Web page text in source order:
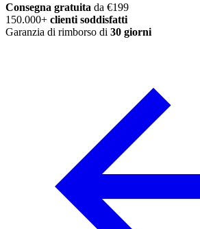
Consegna gratuita da €199
150.000+ clienti soddisfatti
Garanzia di rimborso di 30 giorni